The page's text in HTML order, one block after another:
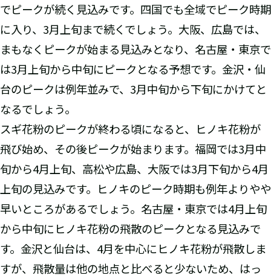
でピークが続く見込みです。四国でも全域でピーク時期
に入り、3月上旬まで続くでしょう。大阪、広島では、
まもなくピークが始まる見込みとなり、名古屋・東京で
は3月上旬から中旬にピークとなる予想です。金沢・仙
台のピークは例年並みで、3月中旬から下旬にかけてと
なるでしょう。
スギ花粉のピークが終わる頃になると、ヒノキ花粉が
飛び始め、その後ピークが始まります。福岡では3月中
旬から4月上旬、高松や広島、大阪では3月下旬から4月
上旬の見込みです。ヒノキのピーク時期も例年よりやや
早いところがあるでしょう。名古屋・東京では4月上旬
から中旬にヒノキ花粉の飛散のピークとなる見込みで
す。金沢と仙台は、4月を中心にヒノキ花粉が飛散しま
すが、飛散量は他の地点と比べると少ないため、はっ